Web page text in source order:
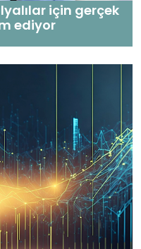
için gerçek
ediyor